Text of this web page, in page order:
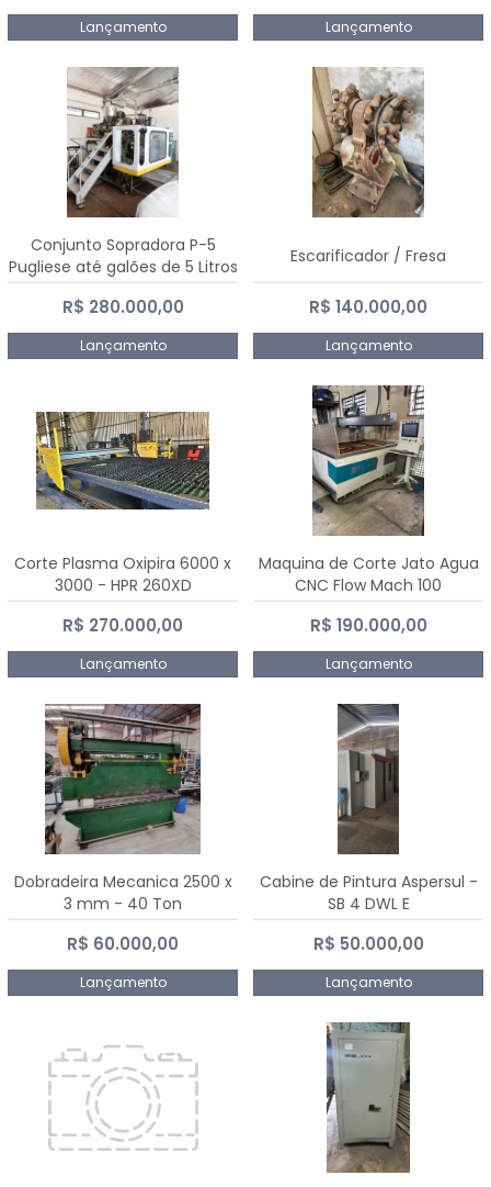
Lançamento Lançamento
Conjunto Sopradora P-5
Pugliese até galões de 5 Litros
R$ 280.000,00
Lançamento
Escarificador / Fresa
R$ 140.000,00
Lançamento
Corte Plasma Oxipira 6000 x
3000 - HPR 260XD
R$ 270.000,00
Lançamento
Maquina de Corte Jato Agua
CNC Flow Mach 100
R$ 190.000,00
Lançamento
Dobradeira Mecanica 2500 x
3 mm - 40 Ton
R$ 60.000,00
Lançamento
Cabine de Pintura Aspersul -
SB 4 DWL E
R$ 50.000,00
Lançamento